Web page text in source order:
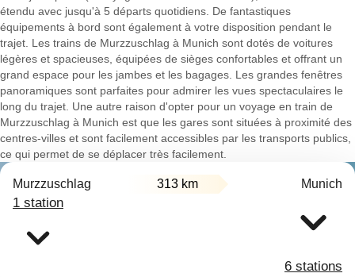
étendu avec jusqu'à 5 départs quotidiens. De fantastiques
équipements à bord sont également à votre disposition pendant le
trajet. Les trains de Murzzuschlag à Munich sont dotés de voitures
légères et spacieuses, équipées de sièges confortables et offrant un
grand espace pour les jambes et les bagages. Les grandes fenêtres
panoramiques sont parfaites pour admirer les vues spectaculaires le
long du trajet. Une autre raison d'opter pour un voyage en train de
Murzzuschlag à Munich est que les gares sont situées à proximité des
centres-villes et sont facilement accessibles par les transports publics,
ce qui permet de se déplacer très facilement.
Murzzuschlag 313 km Munich
1 station
6 stations